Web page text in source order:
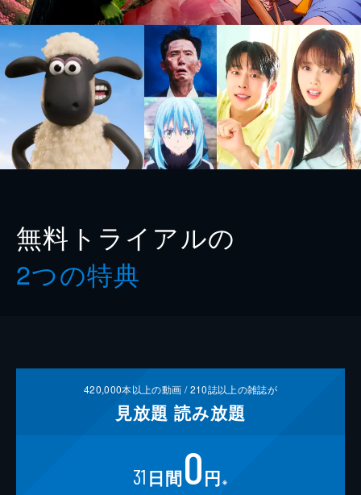
無料トライアルの
2つの特典
420,000本以上の動画 /210誌以上の雑誌が
見放題 読み放題
31 日間0円 ※